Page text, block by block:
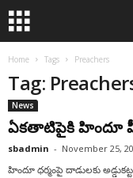
Home Tags Preachers
Tag:
News
ఏకతాటిపైకి హిందూ
sbadmin - November 25,
హిందూ ధర్మంపై దాడులకు